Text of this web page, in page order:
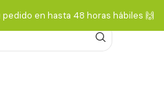
pedido en hasta 48 horas hábiles 🙌